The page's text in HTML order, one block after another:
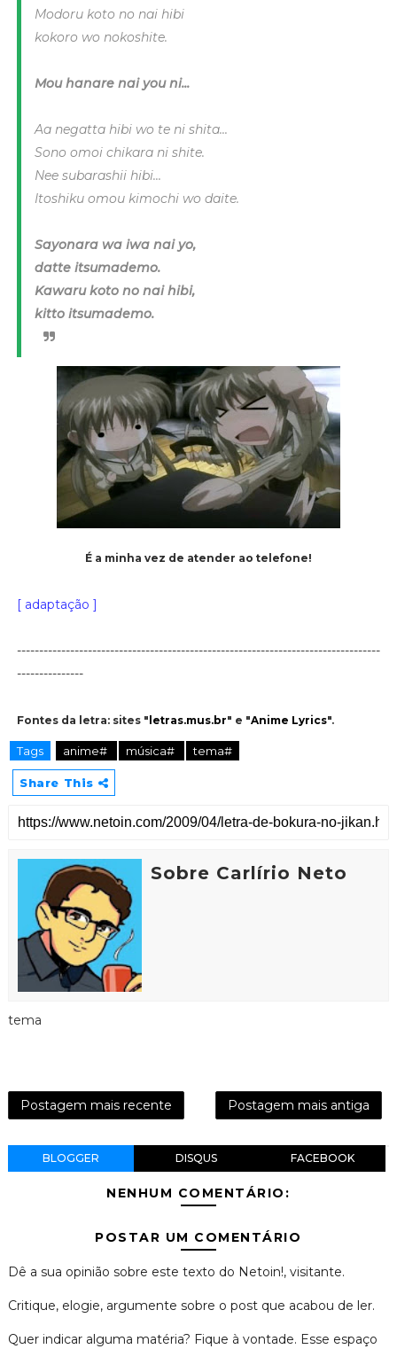
Modoru koto no nai hibi
kokoro wo nokoshite.
Mou hanare nai you ni...
Aa negatta hibi wo te ni shita...
Sono omoi chikara ni shite.
Nee subarashii hibi...
Itoshiku omou kimochi wo daite.
Sayonara wa iwa nai yo,
datte itsumademo.
Kawaru koto no nai hibi,
kitto itsumademo.
É a minha vez de atender ao telefone!
[ adaptação ]
----------------------------------------------------------------------------------
---------------
Fontes da letra: sites " letras.mus.br" e "Anime Lyrics".
Tags anime# música# tema#
Share This
Sobre Carlírio Neto
tema
Postagem mais recente Postagem mais antiga
BLOGGER DISQUS FACEBOOK
NENHUM COMENTÁRIO:
POSTAR UM COMENTÁRIO
Dê a sua opinião sobre este texto do Netoin!, visitante.
Critique, elogie, argumente sobre o post que acabou de ler.
Quer indicar alguma matéria? Fique à vontade. Esse espaço